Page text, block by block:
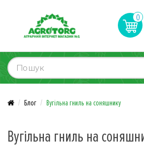
0
Блог Вугільна гниль на соняшнику
Вугільна гниль на